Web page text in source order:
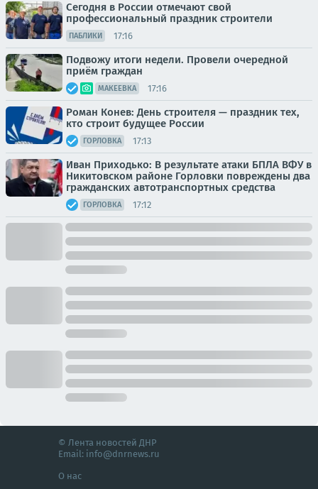
Сегодня в России отмечают свой
профессиональный праздник строители
ПАБЛИКИ 17:16
Подвожу итоги недели. Провели очередной
приём граждан
МАКЕЕВКА 17:16
Роман Конев: День строителя — праздник тех,
кто строит будущее России
ГОРЛОВКА 17:13
Иван Приходько: В результате атаки БПЛА ВФУ в
Никитовском районе Горловки повреждены два
гражданских автотранспортных средства
ГОРЛОВКА 17:12
© Лента новостей ДНР
Email: info@dnrnews.ru
О нас